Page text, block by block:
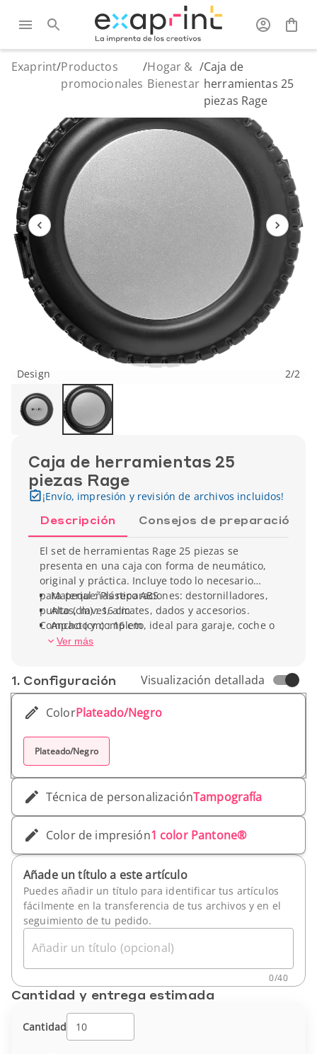
Exaprint/Productos
promocionales
/Hogar &
Bienestar
/Caja de
herramientas 25
piezas Rage
Design 2/2
Caja de herramientas 25
piezas Rage
¡Envío, impresión y revisión de archivos incluidos!
Descripción Consejos de preparación
El set de herramientas Rage 25 piezas se
presenta en una caja con forma de neumático,
original y práctica. Incluye todo lo necesario
para pequeñas reparaciones: destornilladores,
puntas, llaves, alicates, dados y accesorios.
Compacto y completo, ideal para garaje, coche o
taller.
Material : Plástico ABS
Alto (cm) : 16 cm
Ancho (cm) : 16 cm
Profundidad (cm) : 5,5 cm
Ver más
1. Conf­iguración Visualización detallada
ColorPlateado/Negro
Plateado/Negro
Técnica de personalizaciónTampografía
Color de impresión1 color Pantone®
Añade un título a este artículo
Puedes añadir un título para identificar tus artículos
fácilmente en la transferencia de tus archivos y en el
seguimiento de tu pedido.
Añadir un título (opcional)
0/40
Cantidad y entrega estimada
Cantidad